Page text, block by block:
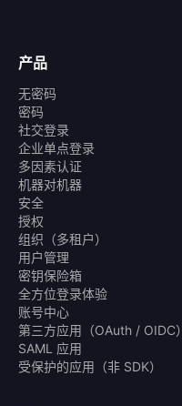
产品
无密码
密码
社交登录
企业单点登录
多因素认证
机器对机器
安全
授权
组织（多租户）
用户管理
密钥保险箱
全方位登录体验
账号中心
第三方应用（OAuth / OIDC）
SAML 应用
受保护的应用（非 SDK）